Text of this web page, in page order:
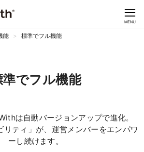
CLOSE
MENU
能 標準でフル機能
準でフル機能
は自動バージョンアップで進化。
リティ」が、運営メンバーをエンパワ
ーし続けます。